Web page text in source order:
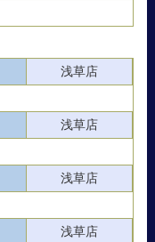
浅草店
浅草店
浅草店
浅草店